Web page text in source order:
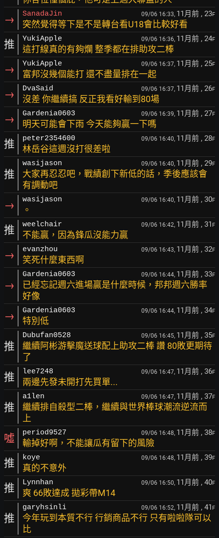
→ SanadaJin 09/06 16:33, 11月前 , 23F
突然覺得等下是不是轉台看U18會比較好看
推 YukiApple 09/06 16:36, 11月前 , 24F
這打線真的有夠爛 整季都在排助攻二棒
→ YukiApple 09/06 16:37, 11月前 , 25F
富邦沒幾個能打 還不盡量排在一起
→ DvaSaid 09/06 16:37, 11月前 , 26F
沒差 你繼續搞 反正我看好輸到80場
→ Gardenia0603 09/06 16:39, 11月前 , 27F
明天可能會下雨 今天能夠贏一下嗎
推 peter2354600 09/06 16:40, 11月前 , 28F
林岳谷這週沒打很差啦
推
wasijason 09/06 16:40, 11月前 , 29F
大家再忍忍吧，戰績創下新低的話，季後應該會
有調動吧
→ wasijason 09/06 16:40, 11月前 , 30F
。
推 weelchair 09/06 16:42, 11月前 , 31 F
不能贏，因為鋒瓜沒能力贏
→ evanzhou 09/06 16:43, 11月前 , 32F
笑死什麼東西啊
→
Gardenia0603 09/06 16:44, 11月前 , 33F
已經忘記週六進場贏是什麼時候，邦邦週六勝率
好像
→ Gardenia0603 09/06 16:44, 11月前 , 34F
特別低
推
Dubufan0528 09/06 16:45, 11月前 , 35F
繼續阿彬游擊魔送球配上助攻二棒 讚 80敗更期待
了
推 lee7248 09/06 16:47, 11月前 , 36F
兩邊先發未開打先買單...
推
a1len 09/06 16:47, 11月前 , 37F
繼續排自殺型二棒，繼續與世界棒球潮流逆流而
上
噓 period9527 09/06 16:48, 11月前 , 38F
輸掉好啊，不能讓瓜有留下的風險
推 koye 09/06 16:48, 11月前 , 39F
真的不意外
推 Lynnhan 09/06 16:50, 11月前 , 40F
爽 66敗達成 拋彩帶M14
推
garyhsinli 09/06 16:52, 11月前 , 41 F
今年玩到本質不行 行銷商品不行 只有啦啦隊可以
比